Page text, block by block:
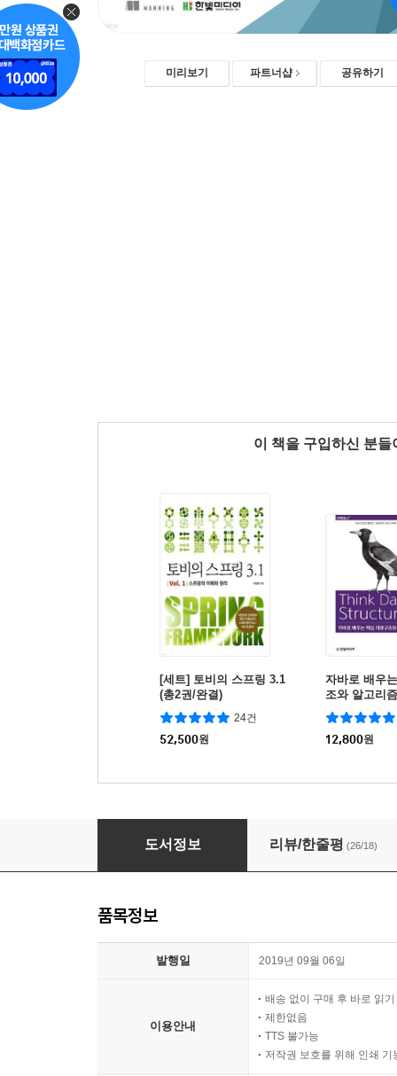
미리보기 파트너샵 공유하기
이 책을 구입하신 분
[세트] 토비의 스프링 3.1
(총2권/완결)
24건
52,500원
자바로 배우
조와 알고리즘
12,800원
모던 자바 인 액션
도서정보 리뷰/한줄평 (26/18)
품목정보
발행일 2019년 09월 06일
이용안내
배송 없이 구매 후 바로 읽기
제한없음
TTS 불가능
저작권 보호를 위해 인쇄 기